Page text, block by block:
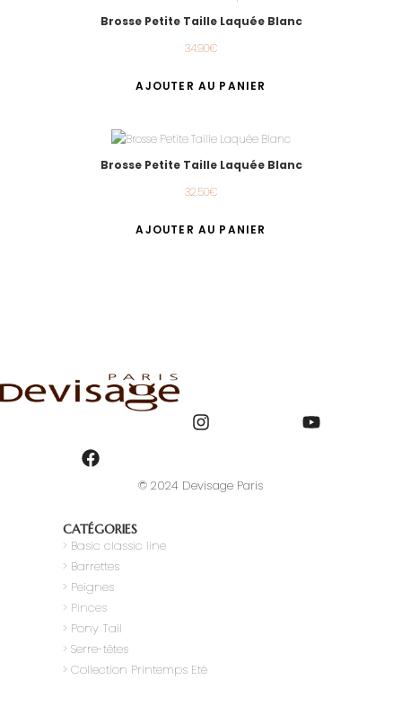
Brosse Petite Taille Laquée Blanc
34.90€
AJOUTER AU PANIER
Brosse Petite Taille Laquée Blanc
32.50€
AJOUTER AU PANIER
© 2024 Devisage Paris
CATÉGORIES
> Basic classic line
> Barrettes
> Peignes
> Pinces
> Pony Tail
> Serre-têtes
> Collection Printemps Eté